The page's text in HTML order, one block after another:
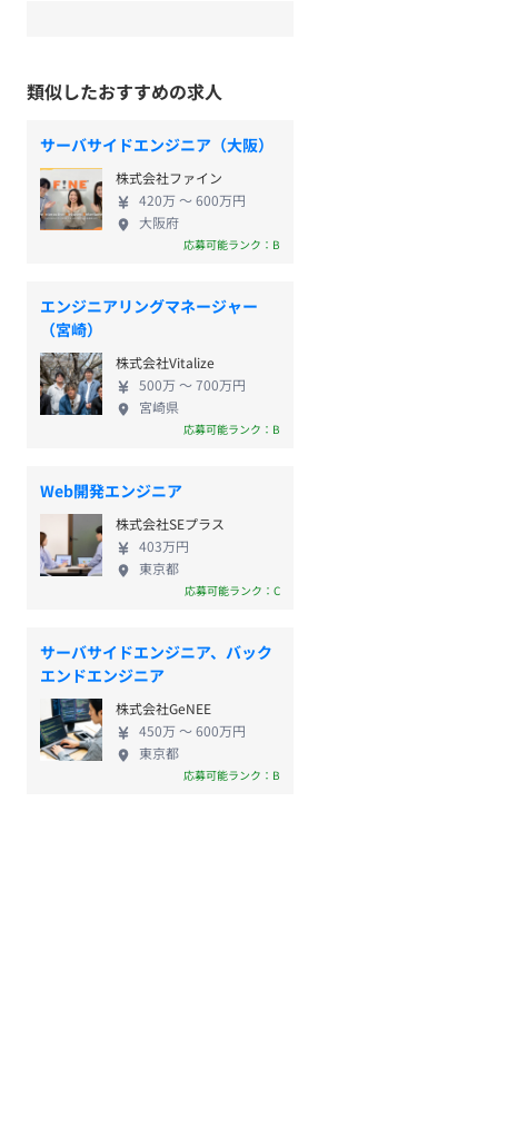
類似したおすすめの求人
サーバサイドエンジニア（大阪）
株式会社ファイン
420万 〜 600万円
大阪府
応募可能ランク：B
エンジニアリングマネージャー
（宮崎）
株式会社Vitalize
500万 〜 700万円
宮崎県
応募可能ランク：B
Web開発エンジニア
株式会社SEプラス
403万円
東京都
応募可能ランク：C
サーバサイドエンジニア、バック
エンドエンジニア
株式会社GeNEE
450万 〜 600万円
東京都
応募可能ランク：B